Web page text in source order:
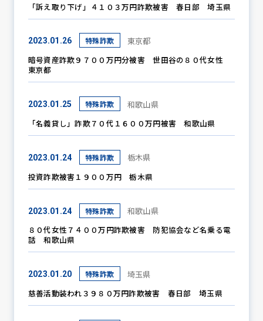
「訴え取り下げ」４１０３万円詐欺被害 春日部 埼玉県
2023.01.26 特殊詐欺
東京都
暗号資産詐欺９７００万円分被害 世田谷の８０代女性
東京都
2023.01.25 特殊詐欺
和歌山県
「名義貸し」詐欺７０代１６００万円被害 和歌山県
2023.01.24 特殊詐欺
栃木県
投資詐欺被害１９００万円 栃木県
2023.01.24 特殊詐欺
和歌山県
８０代女性７４００万円詐欺被害 防犯協会など名乗る電
話 和歌山県
2023.01.20 特殊詐欺
埼玉県
慈善活動装われ３９８０万円詐欺被害 春日部 埼玉県